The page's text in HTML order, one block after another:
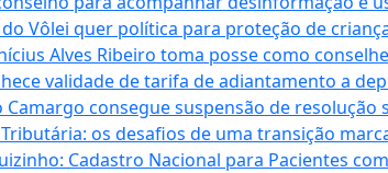
Vôlei quer política para proteção de
Alves Ribeiro toma posse como
validade de tarifa de adiantamento a
Camargo consegue suspensão de
os desafios de uma transição
Cadastro Nacional para Pacientes